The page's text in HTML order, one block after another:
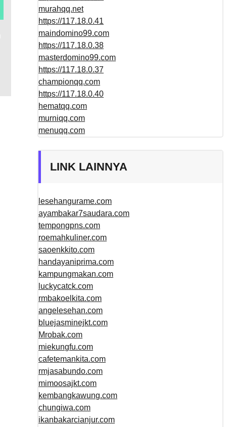
murahqq.net
https://117.18.0.41
maindomino99.com
https://117.18.0.38
masterdomino99.com
https://117.18.0.37
championqq.com
https://117.18.0.40
hematqq.com
murniqq.com
menuqq.com
LINK LAINNYA
lesehangurame.com
ayambakar7saudara.com
tempongpns.com
roemahkuliner.com
saoenkkito.com
handayaniprima.com
kampungmakan.com
luckycatck.com
rmbakoelkita.com
angelesehan.com
bluejasminejkt.com
Mrobak.com
miekungfu.com
cafetemankita.com
rmjasabundo.com
mimoosajkt.com
kembangkawung.com
chungiwa.com
ikanbakarcianjur.com